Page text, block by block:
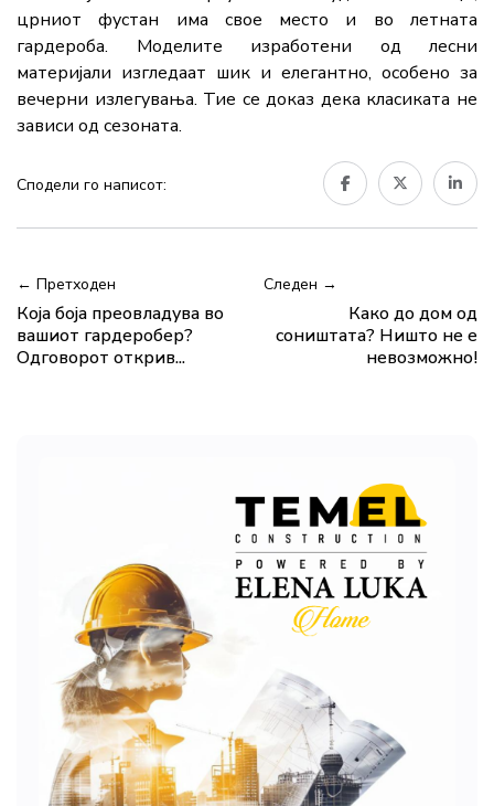
црниот фустан има свое место и во летната
гардероба. Моделите изработени од лесни
материјали изгледаат шик и елегантно, особено за
вечерни излегувања. Тие се доказ дека класиката не
зависи од сезоната.
Сподели го написот:
← Претходен
Која боја преовладува во
вашиот гардеробер?
Одговорот открив...
Следен →
Како до дом од
соништата? Ништо не е
невозможно!